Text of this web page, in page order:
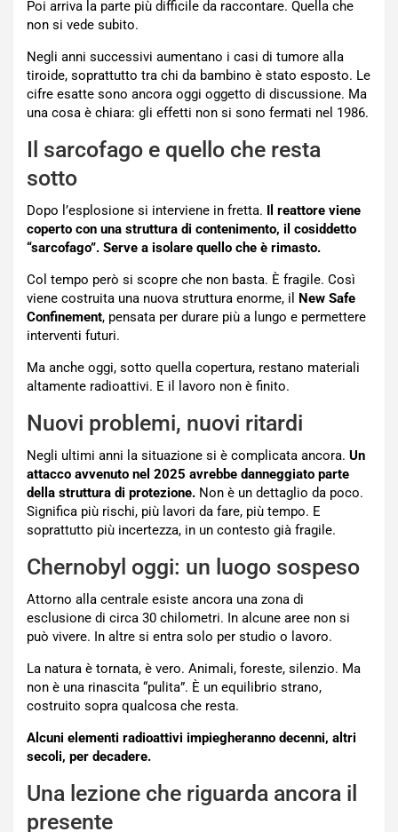
Poi arriva la parte più difficile da raccontare. Quella che
non si vede subito.
Negli anni successivi aumentano i casi di tumore alla
tiroide, soprattutto tra chi da bambino è stato esposto. Le
cifre esatte sono ancora oggi oggetto di discussione. Ma
una cosa è chiara: gli effetti non si sono fermati nel 1986.
Il sarcofago e quello che resta
sotto
Dopo l’esplosione si interviene in fretta.
Il reattore viene
coperto con una struttura di contenimento, il cosiddetto
“sarcofago”. Serve a isolare quello che è rimasto.
Col tempo però si scopre che non basta. È fragile. Così
viene costruita una nuova struttura enorme, il
New Safe
Confinement, pensata per durare più a lungo e permettere
interventi futuri.
Ma anche oggi, sotto quella copertura, restano materiali
altamente radioattivi. E il lavoro non è finito.
Nuovi problemi, nuovi ritardi
Negli ultimi anni la situazione si è complicata ancora. Un
attacco avvenuto nel 2025 avrebbe danneggiato parte
della struttura di protezione. Non è un dettaglio da poco.
Significa più rischi, più lavori da fare, più tempo. E
soprattutto più incertezza, in un contesto già fragile.
Chernobyl oggi: un luogo sospeso
Attorno alla centrale esiste ancora una zona di
esclusione di circa 30 chilometri. In alcune aree non si
può vivere. In altre si entra solo per studio o lavoro.
La natura è tornata, è vero. Animali, foreste, silenzio. Ma
non è una rinascita “pulita”. È un equilibrio strano,
costruito sopra qualcosa che resta.
Alcuni elementi radioattivi impiegheranno decenni, altri
secoli, per decadere.
Una lezione che riguarda ancora il
presente